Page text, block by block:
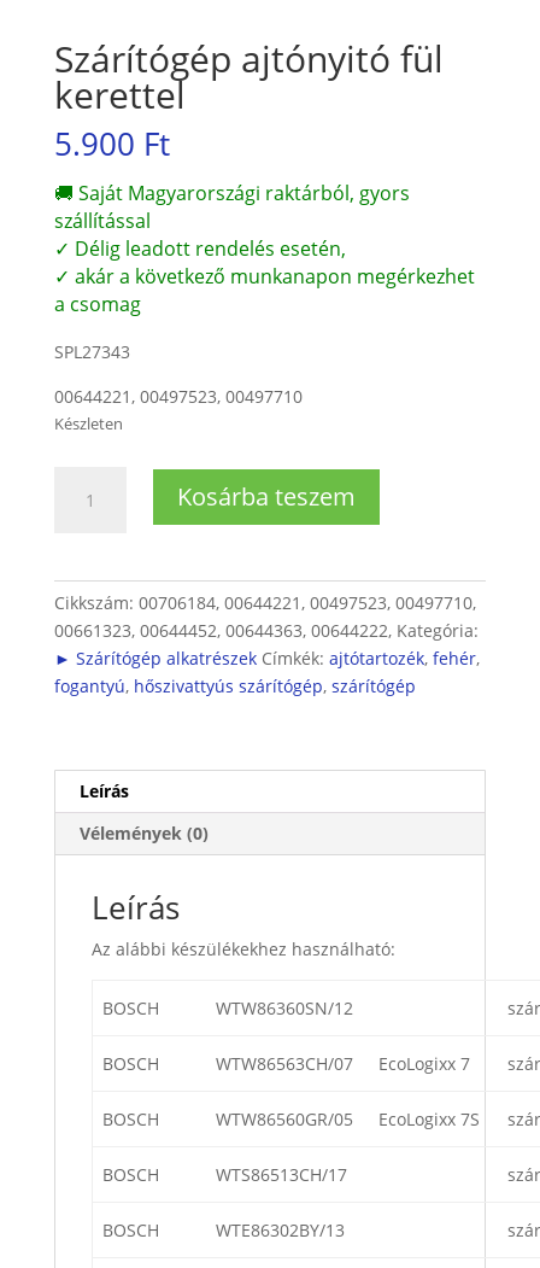
Szárítógép ajtónyitó fül
kerettel
5.900 Ft
🚚 Saját Magyarországi raktárból, gyors
szállítással
✓ Délig leadott rendelés esetén,
✓ akár a következő munkanapon megérkezhet
a csomag
SPL27343
00644221, 00497523, 00497710
Készleten
ajtónyitó
mennyiség
Kosárba teszem
Cikkszám: 00706184, 00644221, 00497523, 00497710,
00661323, 00644452, 00644363, 00644222, Kategória:
► Szárítógép alkatrészek Címkék: ajtótartozék, fehér,
fogantyú, hőszivattyús szárítógép, szárítógép
Leírás
Vélemények (0)
Leírás
Az alábbi készülékekhez használható:
BOSCH WTW86360SN/12
BOSCH WTW86563CH/07 EcoLogixx 7
BOSCH WTW86560GR/05 EcoLogixx 7S
BOSCH WTS86513CH/17
BOSCH WTE86302BY/13